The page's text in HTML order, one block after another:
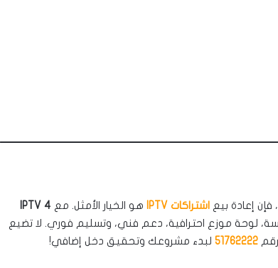
إعادة بيع اشتراكات IPTV هو الخيار الأمثل. مع IPTV 4
لوحة موزع احترافية، دعم فني، وتسليم فوري. لا تضيع
51762222 لبدء مشروعك وتحقيق دخل إضافي!